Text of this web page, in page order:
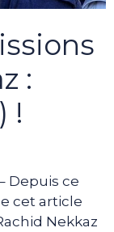
:
!
Depuis ce
cet article
Nekkaz